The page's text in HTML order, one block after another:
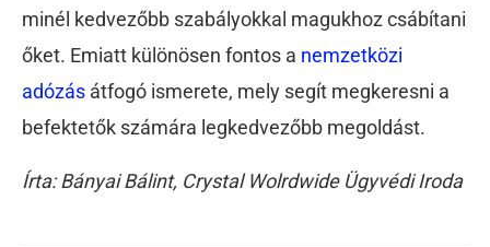
minél kedvezőbb szabályokkal magukhoz csábítani
őket. Emiatt különösen fontos a nemzetközi
adózás átfogó ismerete, mely segít megkeresni a
befektetők számára legkedvezőbb megoldást.
Írta: Bányai Bálint, Crystal Wolrdwide Ügyvédi Iroda